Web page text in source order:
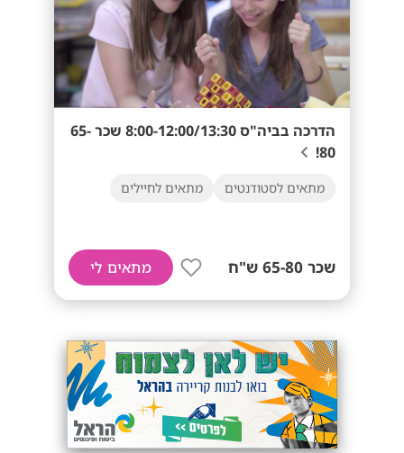
הדרכה בביה"ס 8:00-12:00/13:30 שכר 65-
80!
מתאים לסטודנטים מתאים לחיילים
שכר 65-80 ש"ח מתאים לי